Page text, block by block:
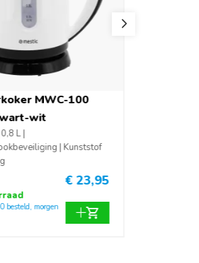
MWC-100
wit
L |
| Kunststof
€ 23,95
besteld, morgen